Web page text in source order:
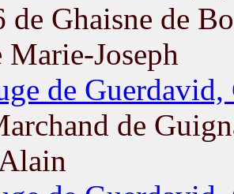
de Ghaisne de
Marie-Joseph
de Guerdavid,
de